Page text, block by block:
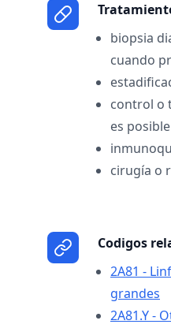
biopsia
cuando
control o
es posible
cirugía o
Codigos
2A81 -
grandes
2A81.Y -